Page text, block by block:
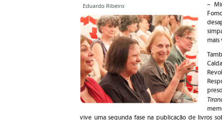
Eduardo Ribeiro
–
mais
vive uma segunda fase na publicação de livros